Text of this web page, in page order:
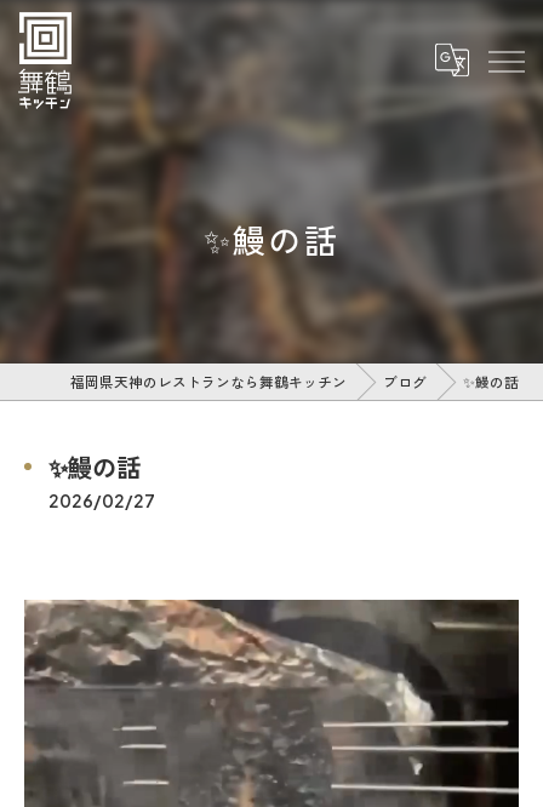
✨鰻の話
福岡県天神のレストランなら舞鶴キッチン ブログ ✨鰻の話
✨鰻の話
2026/02/27